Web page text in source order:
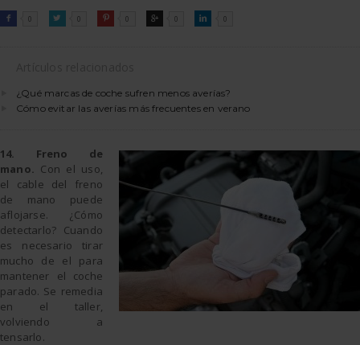

FACEBOOK
0 
TWITTER0 
PINTEREST
0 
GOOGLE0 
LINKEDIN
0
¿Qué marcas de coche sufren menos averías?
Cómo evitar las averías más frecuentes en verano
14. Freno de
mano.
Con el uso,
el cable del freno
de mano puede
aflojarse. ¿Cómo
detectarlo? Cuando
es necesario tirar
mucho de el para
mantener el coche
parado. Se remedia
en el taller,
volviendo a
tensarlo.